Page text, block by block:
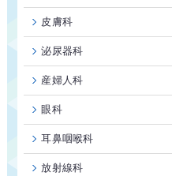
皮膚科
泌尿器科
産婦人科
眼科
耳鼻咽喉科
放射線科